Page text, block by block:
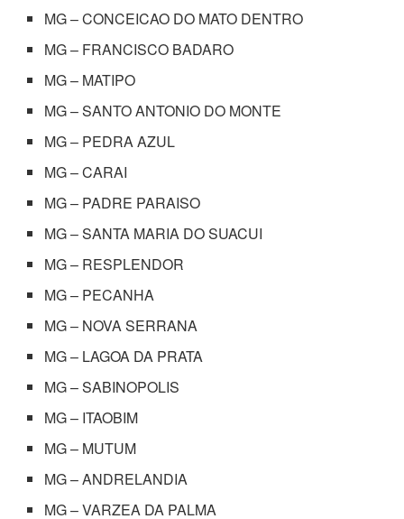
MG – CONCEICAO DO MATO DENTRO
MG – FRANCISCO BADARO
MG – MATIPO
MG – SANTO ANTONIO DO MONTE
MG – PEDRA AZUL
MG – CARAI
MG – PADRE PARAISO
MG – SANTA MARIA DO SUACUI
MG – RESPLENDOR
MG – PECANHA
MG – NOVA SERRANA
MG – LAGOA DA PRATA
MG – SABINOPOLIS
MG – ITAOBIM
MG – MUTUM
MG – ANDRELANDIA
MG – VARZEA DA PALMA